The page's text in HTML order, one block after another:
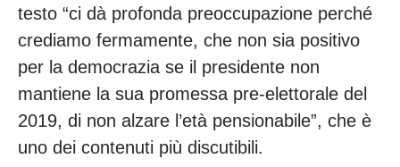
testo “ci dà profonda preoccupazione perché
crediamo fermamente, che non sia positivo
per la democrazia se il presidente non
mantiene la sua promessa pre-elettorale del
2019, di non alzare l’età pensionabile”, che è
uno dei contenuti più discutibili.